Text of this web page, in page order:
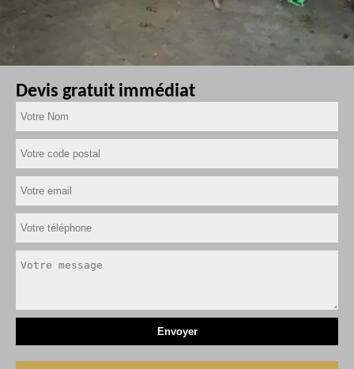
Devis gratuit immédiat